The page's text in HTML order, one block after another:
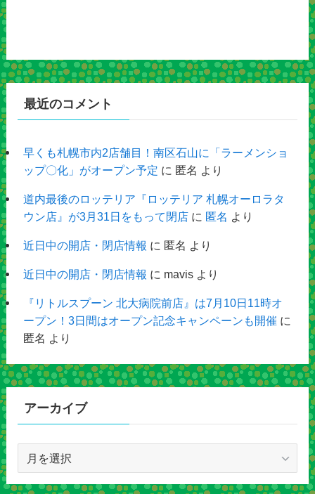
最近のコメント
早くも札幌市内2店舗目！南区石山に「ラーメンショ
ップ〇化」がオープン予定 に 匿名 より
道内最後のロッテリア『ロッテリア 札幌オーロラタ
ウン店』が3月31日をもって閉店に 匿名 より
近日中の開店・閉店情報 に 匿名 より
近日中の開店・閉店情報 に mavisより
『リトルスプーン 北大病院前店』は7月10日11時オ
ープン！3日間はオープン記念キャンペーンも開催 に
匿名 より
アーカイブ
カ